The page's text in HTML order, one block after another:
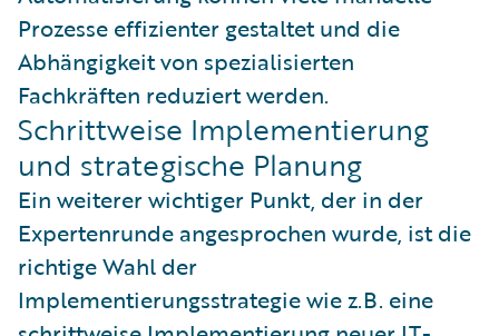
Prozesse effizienter gestaltet und die
Abhängigkeit von spezialisierten
Fachkräften reduziert werden.
Schrittweise Implementierung
und strategische Planung
Ein weiterer wichtiger Punkt, der in der
Expertenrunde angesprochen wurde, ist die
richtige Wahl der
Implementierungsstrategie wie z.B. eine